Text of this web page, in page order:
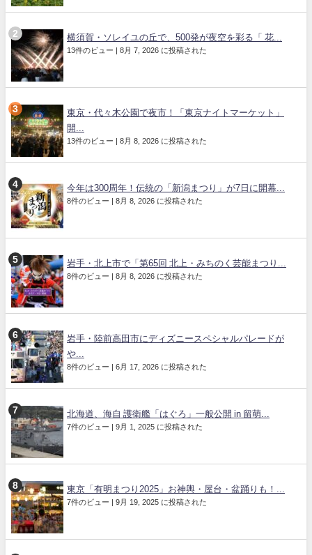
横須賀・ソレイユの丘で、500発が夜空を彩る「 花...
13件のビュー | 8月 7, 2026 に投稿された
東京・代々木公園で夜市！「東京ナイトマーケット」
開...
13件のビュー | 8月 8, 2026 に投稿された
今年は300周年！伝統の「新潟まつり」が7日に開幕...
8件のビュー | 8月 8, 2026 に投稿された
岩手・北上市で「第65回 北上・みちのく芸能まつり...
8件のビュー | 8月 8, 2026 に投稿された
岩手・陸前高田市にディズニースペシャルパレードが
や...
8件のビュー | 6月 17, 2026 に投稿された
北海道、海自 護衛艦「はぐろ」一般公開 in 留萌...
7件のビュー | 9月 1, 2025 に投稿された
東京「有明まつり2025」お神輿・屋台・盆踊りも！...
7件のビュー | 9月 19, 2025 に投稿された